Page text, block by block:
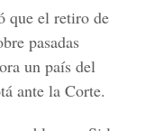
que el retiro de
pasadas
un país del
ante la Corte.